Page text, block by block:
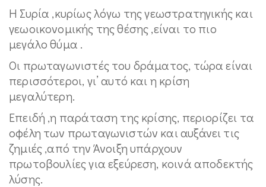
Η Συρία ,κυρίως λόγω της γεωστρατηγικής και
γεωοικονομικής της θέσης ,είναι το πιο
μεγάλο θύμα .
Οι πρωταγωνιστές του δράματος, τώρα είναι
περισσότεροι, γι’ αυτό και η κρίση
μεγαλύτερη.
Επειδή ,η παράταση της κρίσης, περιορίζει τα
οφέλη των πρωταγωνιστών και αυξάνει τις
ζημιές ,από την Άνοιξη υπάρχουν
πρωτοβουλίες για εξεύρεση, κοινά αποδεκτής
λύσης.